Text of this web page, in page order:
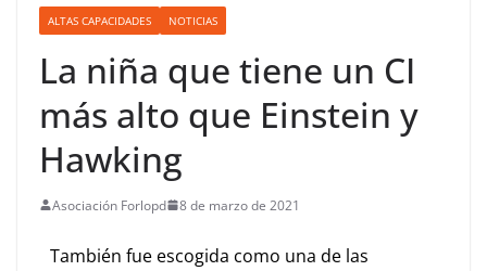
ALTAS CAPACIDADES NOTICIAS
La niña que tiene un CI
más alto que Einstein y
Hawking
Asociación Forlopd 8 de marzo de 2021
También fue escogida como una de las